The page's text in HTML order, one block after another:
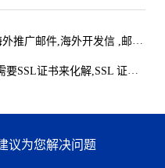
广邮件,海外开发信 ,邮件推广
证书来化解,SSL 证书来化解SSL
议为您解决问题